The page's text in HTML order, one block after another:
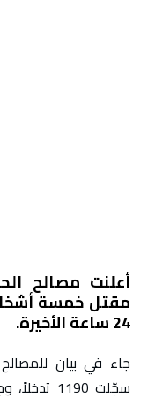
أعلنت مصالح
24 ساعة الأخيرة.
جاء في بيان
سجّلت